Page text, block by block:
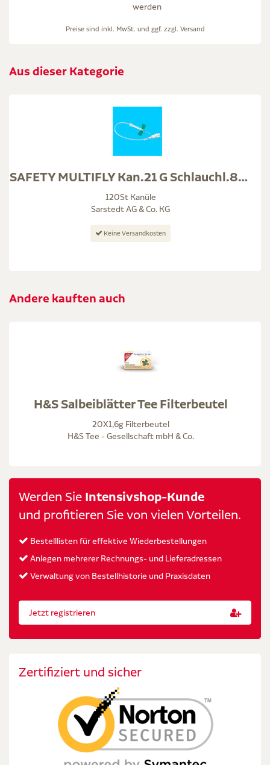
werden
Preise sind inkl. MwSt. und ggf. zzgl. Versand
Aus dieser Kategorie
SAFETY MULTIFLY Kan.21 G Schlauchl.80mm m.MA grün
120St Kanüle
Sarstedt AG & Co. KG
Keine Versandkosten
Andere kauften auch
H&S Salbeiblätter Tee Filterbeutel
20X1,6g Filterbeutel
H&S Tee - Gesellschaft mbH & Co.
Werden Sie Intensivshop-Kunde
und profitieren Sie von vielen Vorteilen.
Bestelllisten für effektive Wiederbestellungen
Anlegen mehrerer Rechnungs- und Lieferadressen
Verwaltung von Bestellhistorie und Praxisdaten
Jetzt registrieren
Zertifiziert und sicher